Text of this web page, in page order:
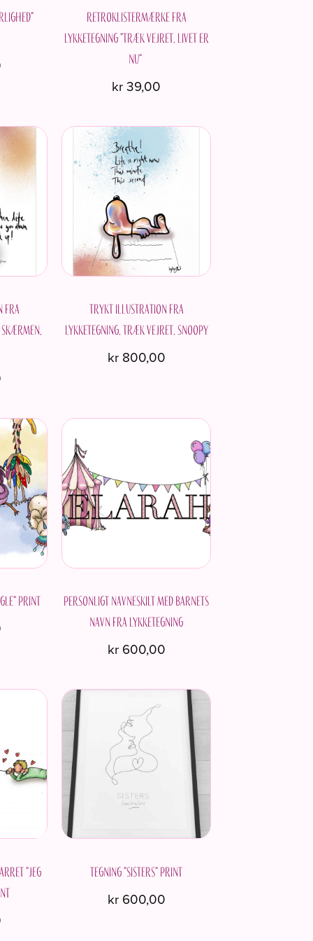
Retroklistermærke fra
Lykketegning "Træk vejret. Livet er
nu"
kr39,00
fra
skærmen.
Trykt illustration fra
Lykketegning. Træk vejret. Snoopy
kr800,00
Print
Personligt navneskilt med barnets
navn fra Lykketegning
kr600,00
vare
har
flere
varianter.
Mulighederne
kan
vælges
"Jeg
Tegning "Sisters" Print
kr600,00